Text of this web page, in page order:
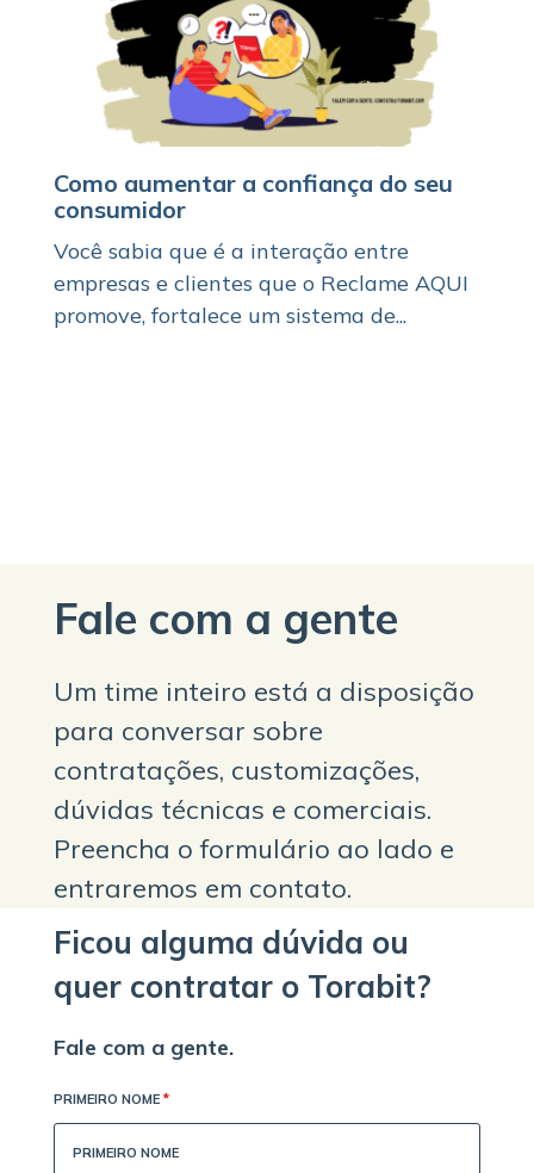
Como aumentar a confiança do seu
consumidor
Você sabia que é a interação entre
empresas e clientes que o Reclame AQUI
promove, fortalece um sistema de...
Fale com a gente
Um time inteiro está a disposição
para conversar sobre
contratações, customizações,
dúvidas técnicas e comerciais.
Preencha o formulário ao lado e
entraremos em contato.
Ficou alguma dúvida ou
quer contratar o Torabit?
Fale com a gente.
PRIMEIRO NOME *